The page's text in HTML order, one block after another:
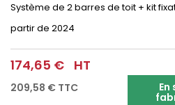
Système de 2 barres de toit + kit
partir de 2024
174,65 € HT
209,58 € TTC